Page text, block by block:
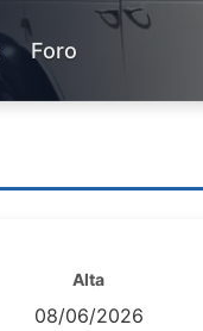
Foro
Alta
08/06/2026